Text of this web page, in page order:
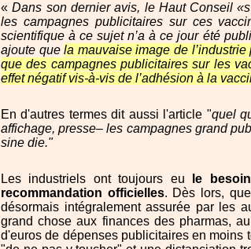
«Dans son dernier avis, le Haut Conseil
les campagnes publicitaires sur ces
scientifique à ce sujet n’a à ce jour été
ajoute quela mauvaise image de
que des campagnes publicitaires sur les
effet négatif vis-à-vis de l’adhésion à la
En d'autres termes dit aussi l'article "quel
affichage, presse– les campagnes grand
sine die."
Les industriels ont toujours eu
le
recommandation officielles. Dès lors,
désormais intégralement assurée par les
grand chose aux finances des pharmas,
d'euros de dépenses publicitaires en moins